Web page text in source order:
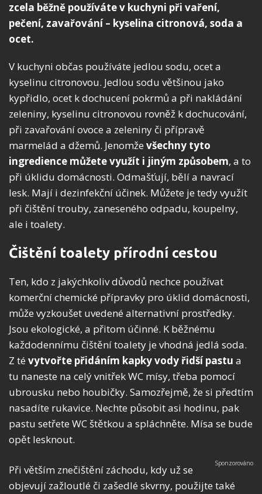
zcela běžně používáte v kuchyni při vaření,
pečení, zavařování – kyselina citronová, soda a
ocet.
V kuchyni občas používáte jedlou sodu, ocet a
kyselinu citronovou. Jedlou sodu většinou jako
kypřidlo, ocet k dochucení pokrmů a při nakládání
zeleniny, kyselinu citronovou rovněž k dochucování,
při zavařování ovoce a zeleniny či přípravě
marmelád a džemů. Jenomže všechny tyto
ingredience můžete využít i jiným způsobem, a to
při úklidu domácnosti. Odmašťují, bělí a navrací
lesk. Mají i dezinfekční účinek. Můžete je tedy využít
při čištění trouby, zaneseného odpadu, koupelny,
ale i toalety.
Čištění toalety přírodní cestou
Ten, kdo z jakýchkoliv důvodů nechce používat
komerční chemické přípravky pro úklid domácnosti,
může vyzkoušet uvedené alternativní prostředky.
Jsou ekologické, a přitom účinné. K běžnému
každodennímu čištění toalety je vhodná jedlá soda.
Z té vytvořte přidáním kapky vody řidší pastu a
tu naneste na celý vnitřek WC mísy, třeba pomocí
ubrousku nebo houbičky. Samozřejmě, že si předtím
nasadíte rukavice. Nechte působit asi hodinu, pak
pastu setřete WC štětkou a spláchněte. Mísa se bude
opět lesknout.
Při větším znečištění záchodu, kdy už se
objevují zažloutlé či zašedlé skvrny, použijte také